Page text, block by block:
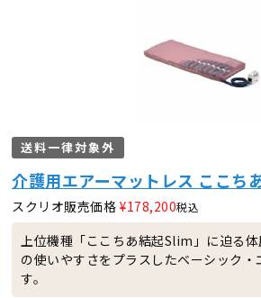
送料一律対象外
介護用エアーマットレス ここち
スクリオ販売価格 ¥178,200税込
上位機種「ここちあ結起Slim」に迫る
の使いやすさをプラスしたベーシック・
す。